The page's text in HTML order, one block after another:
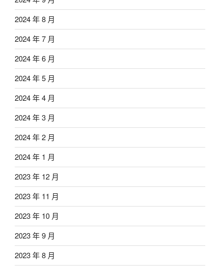
2024 年 8 月
2024 年 7 月
2024 年 6 月
2024 年 5 月
2024 年 4 月
2024 年 3 月
2024 年 2 月
2024 年 1 月
2023 年 12 月
2023 年 11 月
2023 年 10 月
2023 年 9 月
2023 年 8 月